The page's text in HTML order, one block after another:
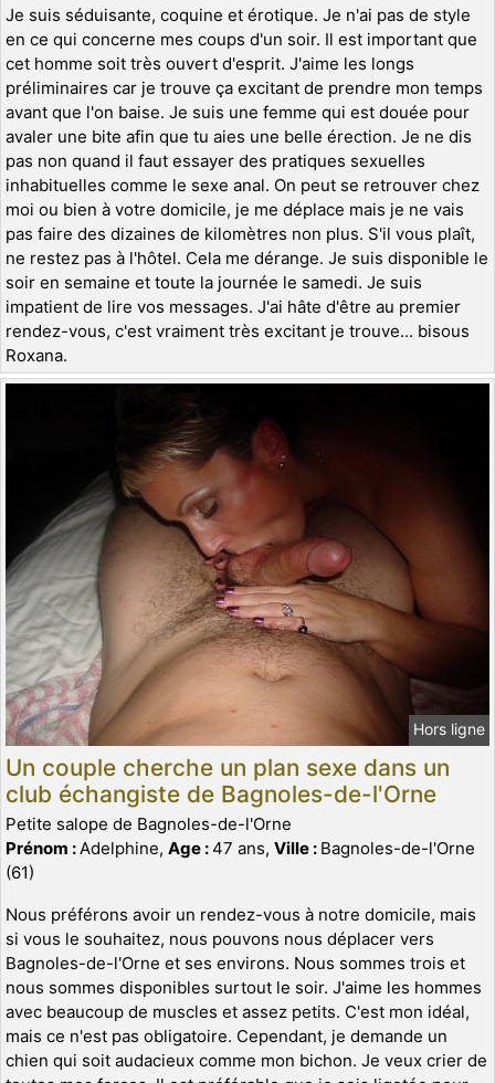
Je suis séduisante, coquine et érotique. Je n'ai pas de style
en ce qui concerne mes coups d'un soir. Il est important que
cet homme soit très ouvert d'esprit. J'aime les longs
préliminaires car je trouve ça excitant de prendre mon temps
avant que l'on baise. Je suis une femme qui est douée pour
avaler une bite afin que tu aies une belle érection. Je ne dis
pas non quand il faut essayer des pratiques sexuelles
inhabituelles comme le sexe anal. On peut se retrouver chez
moi ou bien à votre domicile, je me déplace mais je ne vais
pas faire des dizaines de kilomètres non plus. S'il vous plaît,
ne restez pas à l'hôtel. Cela me dérange. Je suis disponible le
soir en semaine et toute la journée le samedi. Je suis
impatient de lire vos messages. J'ai hâte d'être au premier
rendez-vous, c'est vraiment très excitant je trouve... bisous
Roxana.
Hors ligne
Un couple cherche un plan sexe dans un
club échangiste de Bagnoles-de-l'Orne
Petite salope de Bagnoles-de-l'Orne
Prénom :Adelphine, Age :47 ans, Ville : Bagnoles-de-l'Orne
(61)
Nous préférons avoir un rendez-vous à notre domicile, mais
si vous le souhaitez, nous pouvons nous déplacer vers
Bagnoles-de-l'Orne et ses environs. Nous sommes trois et
nous sommes disponibles surtout le soir. J'aime les hommes
avec beaucoup de muscles et assez petits. C'est mon idéal,
mais ce n'est pas obligatoire. Cependant, je demande un
chien qui soit audacieux comme mon bichon. Je veux crier de